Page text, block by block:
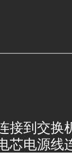
接到交换
芯电源线